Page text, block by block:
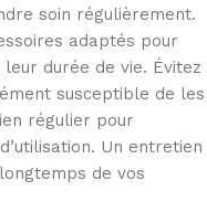
soin régulièrement.
adaptés pour
durée de vie. Évitez
susceptible de les
régulier pour
Un entretien
de vos